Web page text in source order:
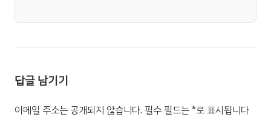
답글 남기기
이메일 주소는 공개되지 않습니다. 필수 필드는*로 표시됩니다